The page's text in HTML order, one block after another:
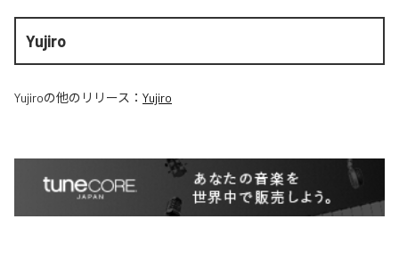
Yujiro
Yujiroの他のリリース： Yujiro